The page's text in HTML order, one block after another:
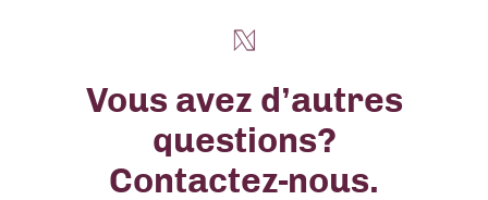
Informez-vous à un agent de location
Vous avez d’autres
questions?
Contactez-nous.